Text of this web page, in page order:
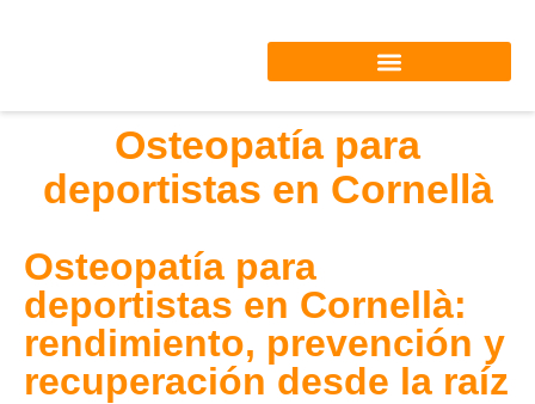
Osteopatía para
deportistas en Cornellà
Osteopatía para
deportistas en Cornellà:
rendimiento, prevención y
recuperación desde la raíz